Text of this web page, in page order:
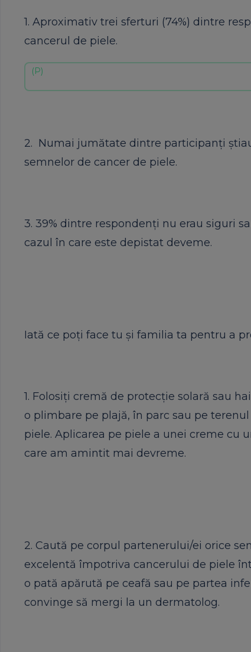
1. Aproximativ trei sferturi (74%) dintre
cancerul de piele.
2. Numai jumătate dintre participanţi
semnelor de cancer de piele.
3. 39% dintre respondenţi nu erau siguri
cazul în care este depistat deveme.
Iată ce poţi face tu şi familia ta pentru a
1. Folosiţi cremă de protecţie solară sau
o plimbare pe plajă, în parc sau pe
piele. Aplicarea pe piele a unei creme cu
care am amintit mai devreme.
2. Caută pe corpul partenerului/ei orice
excelentă împotriva cancerului de piele
o pată apărută pe ceafă sau pe partea
convinge să mergi la un dermatolog.